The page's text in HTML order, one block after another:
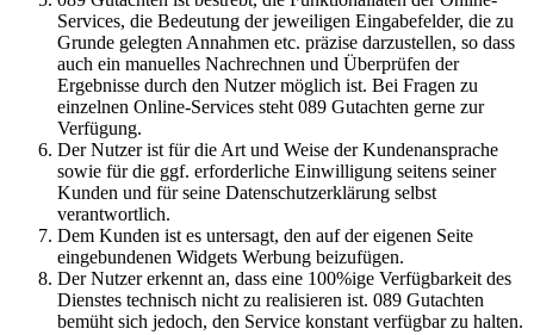
Services, die Bedeutung der jeweiligen Eingabefelder, die zu
Grunde gelegten Annahmen etc. präzise darzustellen, so dass
auch ein manuelles Nachrechnen und Überprüfen der
Ergebnisse durch den Nutzer möglich ist. Bei Fragen zu
einzelnen Online-Services steht 089 Gutachten gerne zur
Verfügung.
Der Nutzer ist für die Art und Weise der Kundenansprache
sowie für die ggf. erforderliche Einwilligung seitens seiner
Kunden und für seine Datenschutzerklärung selbst
verantwortlich.
Dem Kunden ist es untersagt, den auf der eigenen Seite
eingebundenen Widgets Werbung beizufügen.
Der Nutzer erkennt an, dass eine 100%ige Verfügbarkeit des
Dienstes technisch nicht zu realisieren ist. 089 Gutachten
bemüht sich jedoch, den Service konstant verfügbar zu halten.